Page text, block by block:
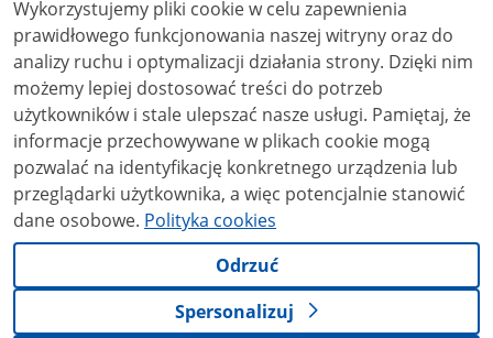
niekomercyjne - bez utworów zależnych 4.0 (CC BY-
NC-ND 4.0), o ile nie jest to stwierdzone inaczej.
Wykorzystujemy pliki cookie w celu zapewnienia
prawidłowego funkcjonowania naszej witryny oraz do
analizy ruchu i optymalizacji działania strony. Dzięki nim
możemy lepiej dostosować treści do potrzeb
użytkowników i stale ulepszać nasze usługi. Pamiętaj, że
informacje przechowywane w plikach cookie mogą
pozwalać na identyfikację konkretnego urządzenia lub
przeglądarki użytkownika, a więc potencjalnie stanowić
dane osobowe. Polityka cookies
Odrzuć
Spersonalizuj